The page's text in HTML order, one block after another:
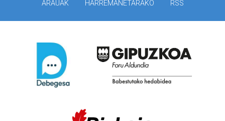
ARAUAK HARREMANETARAKO RSS